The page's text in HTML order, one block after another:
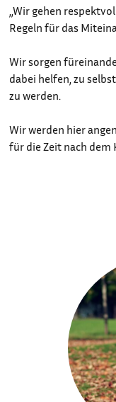
,,Wir gehen
Regeln für das
Wir sorgen
dabei helfen, zu
zu werden.
Wir werden hier
für die Zeit nach dem